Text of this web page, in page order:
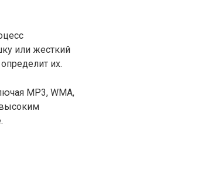
или жесткий
их.
MP3, WMA,
высоким